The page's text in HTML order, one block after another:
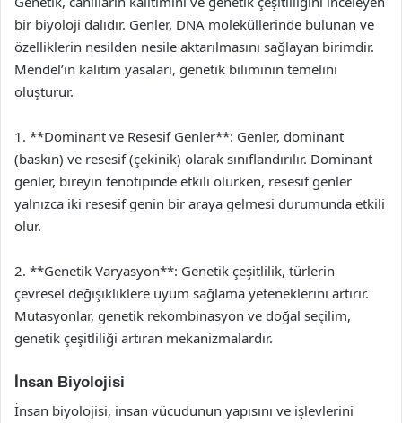
bir biyoloji dalıdır. Genler, DNA moleküllerinde bulunan ve
özelliklerin nesilden nesile aktarılmasını sağlayan birimdir.
Mendel’in kalıtım yasaları, genetik biliminin temelini
oluşturur.
1. **Dominant ve Resesif Genler**: Genler, dominant
(baskın) ve resesif (çekinik) olarak sınıflandırılır. Dominant
genler, bireyin fenotipinde etkili olurken, resesif genler
yalnızca iki resesif genin bir araya gelmesi durumunda etkili
olur.
2. **Genetik Varyasyon**: Genetik çeşitlilik, türlerin
çevresel değişikliklere uyum sağlama yeteneklerini artırır.
Mutasyonlar, genetik rekombinasyon ve doğal seçilim,
genetik çeşitliliği artıran mekanizmalardır.
İnsan Biyolojisi
İnsan biyolojisi, insan vücudunun yapısını ve işlevlerini